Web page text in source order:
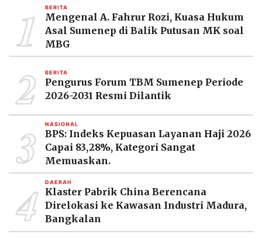
1 BERITA
Mengenal A. Fahrur Rozi, Kuasa Hukum
Asal Sumenep di Balik Putusan MK soal
MBG
2 BERITA
Pengurus Forum TBM Sumenep Periode
2026-2031 Resmi Dilantik
3 NASIONAL
BPS: Indeks Kepuasan Layanan Haji 2026
Capai 83,28%, Kategori Sangat
Memuaskan.
4 DAERAH
Klaster Pabrik China Berencana
Direlokasi ke Kawasan Industri Madura,
Bangkalan